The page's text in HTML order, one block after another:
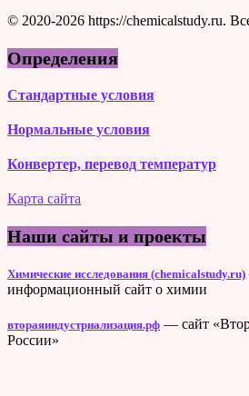
© 2020-2026 https://chemicalstudy.ru.
Определения
Стандартные условия
Нормальные условия
Конвертер, перевод температур
Карта сайта
Наши сайты и проекты
Химические исследования (chemicalstudy.ru)
информационный сайт о химии
втораяиндустриализация.рф — сайт
России»